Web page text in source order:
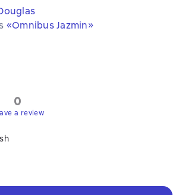
«Omnibus Jazmin»
0
a review